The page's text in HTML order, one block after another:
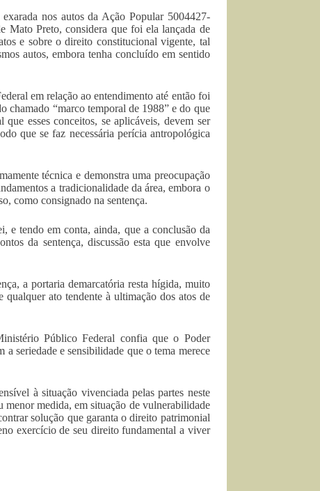
nos autos da Ação Popular 5004427-
Mato Preto, considera que foi ela lançada de
e sobre o direito constitucional vigente, tal
autos, embora tenha concluído em sentido
em relação ao entendimento até então foi
chamado “marco temporal de 1988” e do que
esses conceitos, se aplicáveis, devem ser
que se faz necessária perícia antropológica
técnica e demonstra uma preocupação
a tradicionalidade da área, embora o
como consignado na sentença.
e tendo em conta, ainda, que a conclusão da
da sentença, discussão esta que envolve
a portaria demarcatória resta hígida, muito
qualquer ato tendente à ultimação dos atos de
Público Federal confia que o Poder
seriedade e sensibilidade que o tema merece
à situação vivenciada pelas partes neste
medida, em situação de vulnerabilidade
solução que garanta o direito patrimonial
exercício de seu direito fundamental a viver